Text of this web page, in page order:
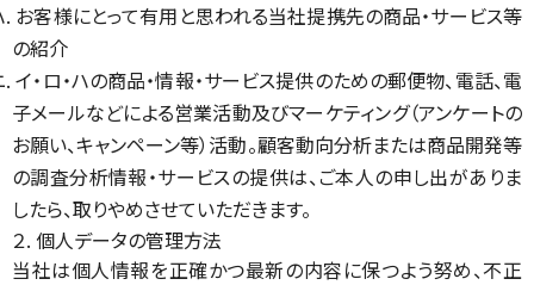
. お客様にとって有用と思われる当社提携先の商品・サービス等
の紹介
. イ・ロ・ハの商品・情報・サービス提供のための郵便物、電話、電
子メールなどによる営業活動及びマーケティング（アンケートの
お願い、キャンペーン等）活動。顧客動向分析または商品開発等
の調査分析情報・サービスの提供は、ご本人の申し出がありま
したら、取りやめさせていただきます。
２. 個人データの管理方法
当社は個人情報を正確かつ最新の内容に保つよう努め、不正